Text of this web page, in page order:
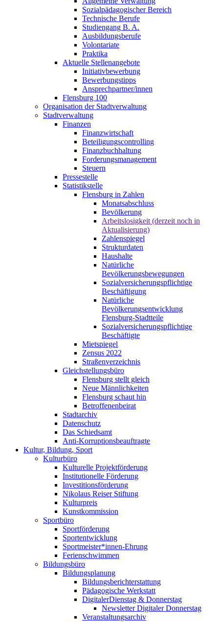
Sozialpädagogischer Bereich
Technische Berufe
Studiengang B. A.
Ausbildungsberufe
Volontariate
Praktika
Aktuelle Stellenangebote
Initiativbewerbung
Bewerbungstipps
Ansprechpartner/innen
Flensburg 100
Organisation der Stadtverwaltung
Stadtverwaltung
Finanzen
Finanzwirtschaft
Beteiligungscontrolling
Finanzbuchhaltung
Forderungsmanagement
Steuern
Pressestelle
Statistikstelle
Flensburg in Zahlen
Monatsabschluss
Bevölkerung
Arbeitslosigkeit (derzeit noch in
Aktualisierung)
Zahlenspiegel
Strukturdaten
Haushalte
Natürliche
Bevölkerungsbewegungen
Sozialversicherungspflichtige
Beschäftigung
Natürliche
Bevölkerungsentwicklung
Flensburg-Stadtteile
Sozialversicherungspflichtige
Beschäftigte
Mietspiegel
Zensus 2022
Straßenverzeichnis
Gleichstellungsbüro
Flensburg stellt gleich
Neue Männlichkeiten
Flensburg schaut hin
Betroffenenbeirat
Stadtarchiv
Datenschutz
Das Schiedsamt
Anti-Korruptionsbeauftragte
Kultur, Bildung, Sport
Kulturbüro
Kulturelle Projektförderung
Institutionelle Förderung
Investitionsförderung
Nikolaus Reiser Stiftung
Kulturpreis
Kunstkommission
Sportbüro
Sportförderung
Sportentwicklung
Sportmeister*innen-Ehrung
Ferienschwimmen
Bildungsbüro
Bildungsplanung
Bildungsberichterstattung
Pädagogische Werkstatt
DigitalerDienstag & Donnerstag
Newsletter Digitaler Donnerstag
Veranstaltungsarchiv